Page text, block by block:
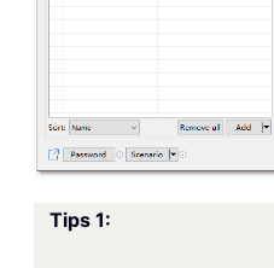
Tips 1: